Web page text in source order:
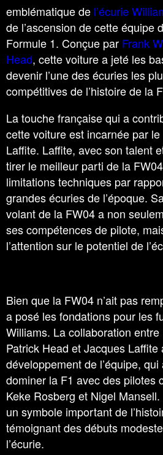
emblématique de l’écurie
de l’ascension de cette équipe
Formule 1. Conçue par Frank
Head, cette voiture a jeté les
devenir l’une des écuries les
compétitives de l’histoire de la
La touche française qui a
cette voiture est incarnée par
Laffite. Laffite, avec son talent
tirer le meilleur parti de la
limitations techniques par
grandes écuries de l’époque.
volant de la FW04 a non
ses compétences de pilote,
l’attention sur le potentiel de
Bien que la FW04 n’ait pas
a posé les fondations pour les
Williams. La collaboration
Patrick Head et Jacques
développement de l’équipe,
dominer la F1 avec des pilotes
Keke Rosberg et Nigel
un symbole important de
témoignant des débuts
l’écurie.